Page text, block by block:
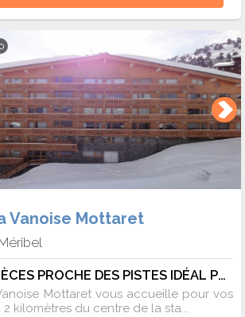
Vanoise Mottaret
CHARMANT 3 PIÈCES PROCHE DES PISTES IDÉAL POUR 1 FAMILLE - 6 pers. - 39m2 - TV - Animaux admis
Mottaret vous accueille pour vos
kilomètres du centre de la sta...